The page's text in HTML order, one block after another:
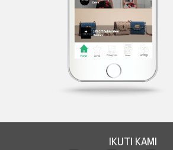
IKUTI KAMI